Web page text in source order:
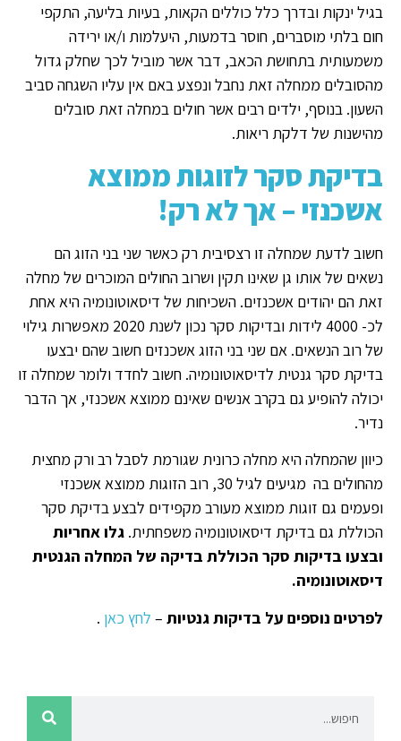
בגיל ינקות ובדרך כלל כוללים הקאות, בעיות בליעה, התקפי
חום בלתי מוסברים, חוסר בדמעות, היעלמות ו/או ירידה
משמעותית בתחושת הכאב, דבר אשר מוביל לכך שחלק גדול
מהסובלים ממחלה זאת נחבל ונפצע באם אין עליו השגחה סביב
השעון. בנוסף, ילדים רבים אשר חולים במחלה זאת סובלים
מהישנות של דלקת ריאות.
בדיקת סקר לזוגות ממוצא
אשכנזי – אך לא רק!
חשוב לדעת שמחלה זו רצסיבית רק כאשר שני בני הזוג הם
נשאים של אותו גן שאינו תקין ושרוב החולים המוכרים של מחלה
זאת הם יהודים אשכנזים. השכיחות של דיסאוטונומיה היא אחת
לכ- 4000 לידות ובדיקות סקר נכון לשנת 2020 מאפשרות גילוי
של רוב הנשאים. אם שני בני הזוג אשכנזים חשוב שהם יבצעו
בדיקת סקר גנטית לדיסאוטונומיה. חשוב לחדד ולומר שמחלה זו
יכולה להופיע גם בקרב אנשים שאינם ממוצא אשכנזי, אך הדבר
נדיר.
כיוון שהמחלה היא מחלה כרונית שגורמת לסבל רב ורק מחצית
מהחולים בה מגיעים לגיל 30, רוב הזוגות ממוצא אשכנזי
ופעמים גם זוגות ממוצא מעורב מקפידים לבצע בדיקת סקר
הכוללת גם בדיקת דיסאוטונומיה משפחתית. גלו אחריות
ובצעו בדיקות סקר הכוללת בדיקה של המחלה הגנטית
דיסאוטונומיה.
לפרטים נוספים על בדיקות גנטיות – לחץ כאן .